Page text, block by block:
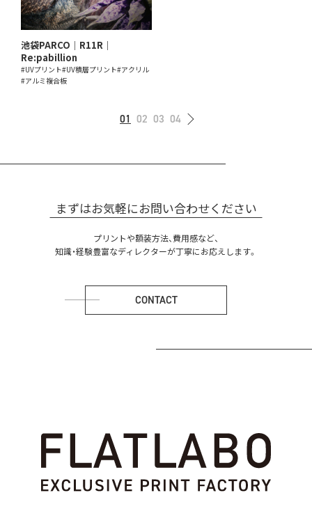
池袋PARCO｜R11R｜
Re:pabillion
#UVプリント#UV積層プリント#アクリル
#アルミ複合板
01 02 03 04
まずはお気軽にお問い合わせください
プリントや額装方法、費用感など、
知識・経験豊富なディレクターが丁寧にお応えします。
CONTACT